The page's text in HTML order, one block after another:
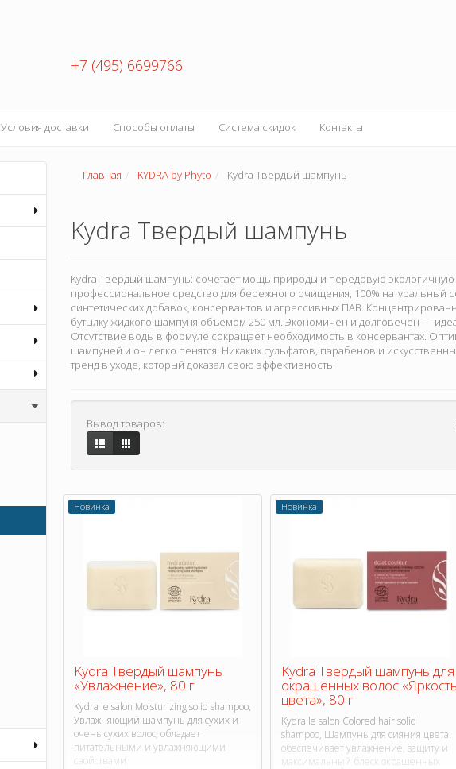
+7 (495) 6699766
Условия доставки Способы оплаты Система скидок Контакты
Главная KYDRA by Phyto Kydra Твердый шампунь
Kydra Твердый шампунь
Kydra Твердый шампунь: сочетает мощь природы и передовую экологичную
профессиональное средство для бережного очищения, 100% натуральный
синтетических добавок, консервантов и агрессивных ПАВ.
бутылку жидкого шампуня объемом 250 мл. Экономичен и долговечен —
Отсутствие воды в формуле сокращает необходимость в консервантах.
шампуней и он легко пенятся. Никаких сульфатов, парабенов и
тренд в уходе, который доказал свою эффективность.
Вывод товаров:
Новинка
Kydra Твердый шампунь
«Увлажнение», 80 г
Kydra le salon Moisturizing solid shampoo,
Увлажняющий шампунь для сухих и
очень сухих волос, обладает
питательными и увлажняющими
свойствами.
Новинка
Kydra Твердый шампунь для
окрашенных волос «Яркость
цвета», 80 г
Kydra le salon Colored hair solid
shampoo, Шампунь для сияния цвета:
обеспечивает увлажнение, защиту и
максимальный блеск окрашенных